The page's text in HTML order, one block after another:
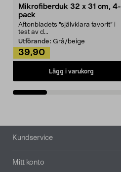
Mikrofiberduk 32 x 31 cm, 4-
pack
Aftonbladets "självklara favorit” i
test av d...
Utförande: Grå/beige
39,90
Lägg i varukorg
Sidfot
Kundservice
Mitt konto